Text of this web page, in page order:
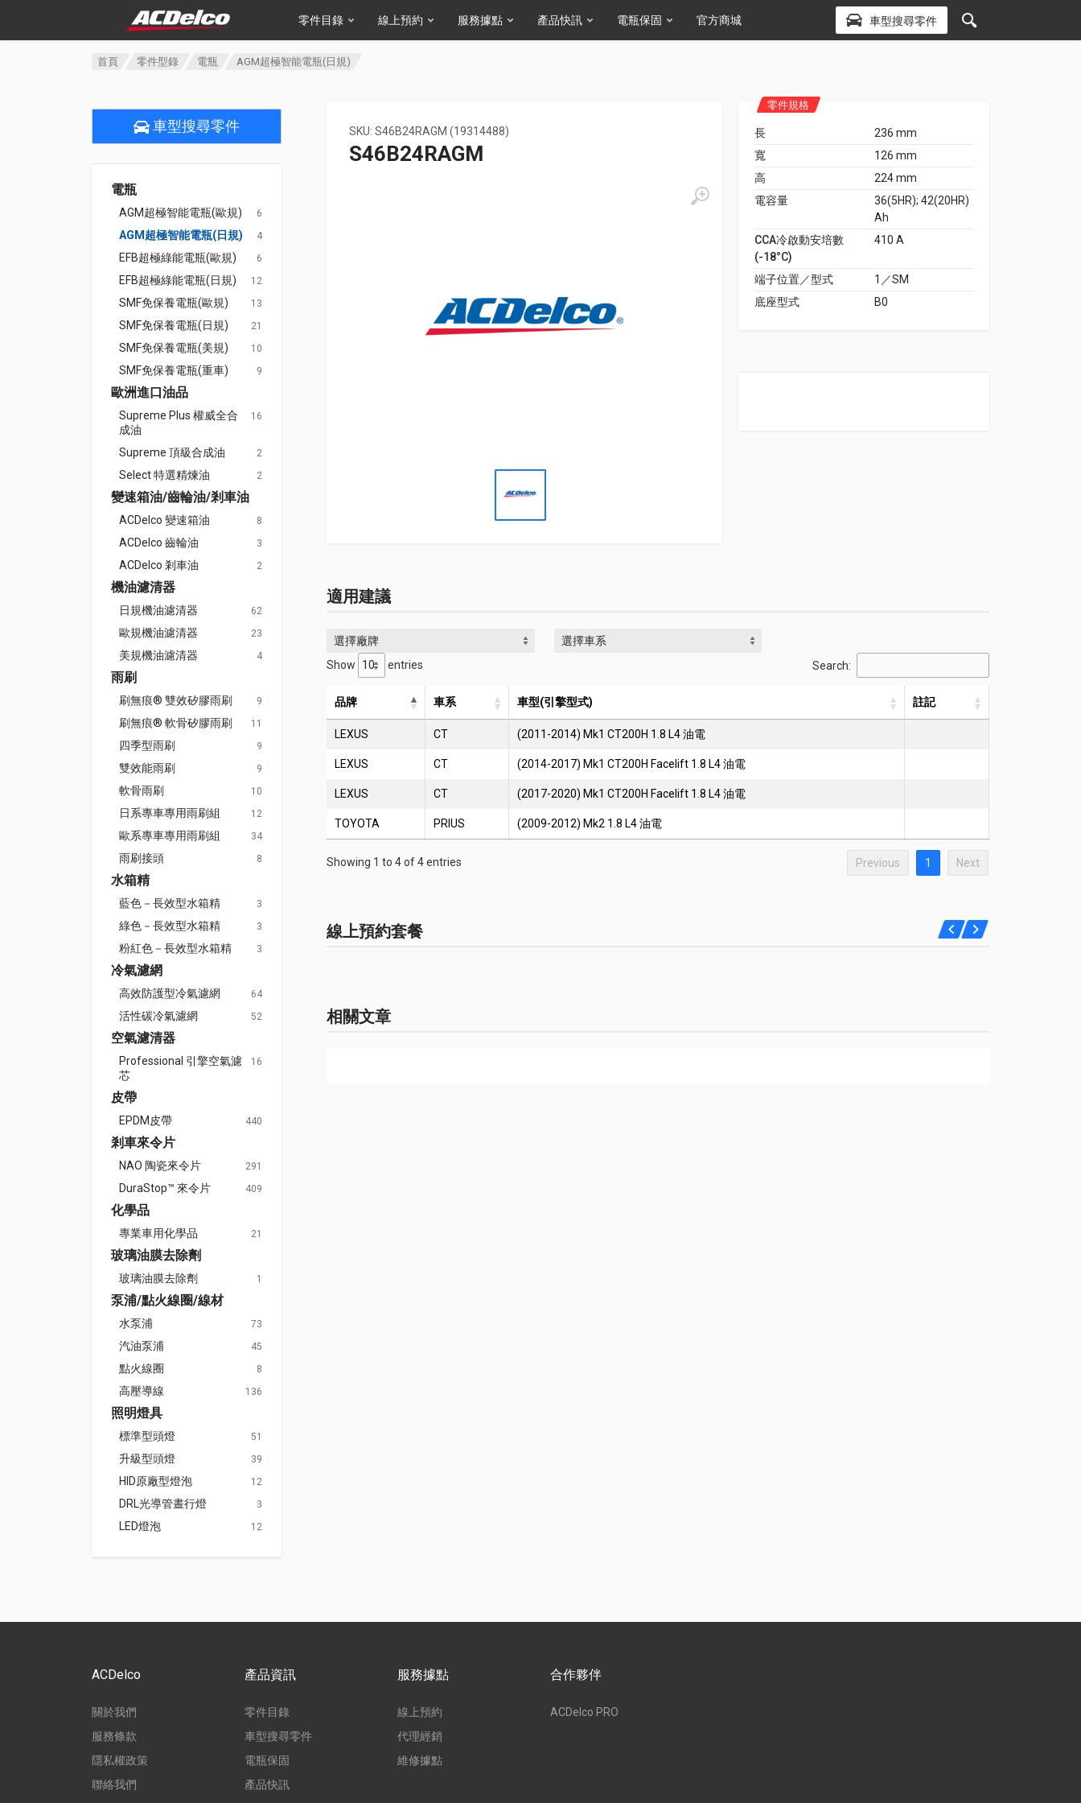
零件目錄 線上預約 服務據點 產品快訊 電瓶保固 官方商城 車型搜尋零件
首頁 零件型錄 電瓶 AGM超極智能電瓶(日規)
車型搜尋零件
電瓶
AGM超極智能電瓶(歐規) 6
AGM超極智能電瓶(日規) 4
EFB超極綠能電瓶(歐規) 6
EFB超極綠能電瓶(日規) 12
SMF免保養電瓶(歐規) 13
SMF免保養電瓶(日規) 21
SMF免保養電瓶(美規) 10
SMF免保養電瓶(重車) 9
歐洲進口油品
Supreme Plus 權威全合
成油
16
Supreme 頂級合成油 2
Select 特選精煉油 2
變速箱油/齒輪油/剎車油
ACDelco 變速箱油 8
ACDelco 齒輪油 3
ACDelco 剎車油 2
機油濾清器
日規機油濾清器 62
歐規機油濾清器 23
美規機油濾清器 4
雨刷
刷無痕® 雙效矽膠雨刷 9
刷無痕® 軟骨矽膠雨刷 11
四季型雨刷 9
雙效能雨刷 9
軟骨雨刷 10
日系專車專用雨刷組 12
歐系專車專用雨刷組 34
雨刷接頭 8
水箱精
藍色－長效型水箱精 3
綠色－長效型水箱精 3
粉紅色－長效型水箱精 3
冷氣濾網
高效防護型冷氣濾網 64
活性碳冷氣濾網 52
空氣濾清器
Professional 引擎空氣濾
芯
16
皮帶
EPDM皮帶 440
剎車來令片
NAO 陶瓷來令片 291
DuraStop™ 來令片 409
化學品
專業車用化學品 21
玻璃油膜去除劑
玻璃油膜去除劑 1
泵浦/點火線圈/線材
水泵浦 73
汽油泵浦 45
點火線圈 8
高壓導線 136
照明燈具
標準型頭燈 51
升級型頭燈 39
HID原廠型燈泡 12
DRL光導管晝行燈 3
LED燈泡 12
SKU: S46B24RAGM (19314488)
S46B24RAGM
零件規格
長
236 mm
寬
126 mm
高
224 mm
電容量
36(5HR); 42(20HR)
Ah
CCA冷啟動安培數
(-18°C)
410 A
端子位置／型式
1／SM
底座型式
B0
適用建議
選擇廠牌
選擇車系
Show
entries Search:
品牌 車系 車型(引擎型式) 註記
LEXUS CT (2011-2014) Mk1 CT200H 1.8 L4 油電
LEXUS CT (2014-2017) Mk1 CT200H Facelift 1.8 L4 油電
LEXUS CT (2017-2020) Mk1 CT200H Facelift 1.8 L4 油電
TOYOTA PRIUS (2009-2012) Mk2 1.8 L4 油電
Showing 1 to 4 of 4 entries Previous 1 Next
線上預約套餐
相關文章
ACDelco
關於我們
服務條款
隱私權政策
聯絡我們
產品資訊
零件目錄
車型搜尋零件
電瓶保固
產品快訊
服務據點
線上預約
代理經銷
維修據點
合作夥伴
ACDelco PRO